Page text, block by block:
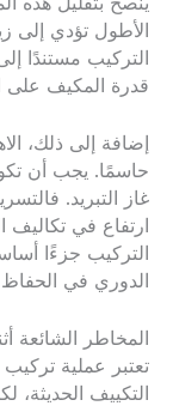
الأطول تؤدي إلى
التركيب مستندًا
قدرة المكيف
إضافة إلى ذلك،
حاسمًا. يجب أن
غاز التبريد.
ارتفاع في تكاليف
التركيب جزءًا
الدوري في
المخاطر الشائعة
تعتبر عملية
التكييف